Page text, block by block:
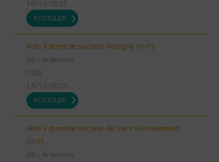
16/12/2025
POSTULER
Aide à domicile secteur Wasigny (H/F)
08 - Ardennes
CDD
15/12/2025
POSTULER
Aide à domicile secteur de Saint Germainmont
(H/F)
08 - Ardennes